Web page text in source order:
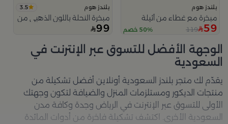
بلندز هوم
مبخرة مع غطاء من أثيلة
59
119 50% خصم
بلندز هوم 3.5
مبخرة النحلة باللون الذهبي من امارا
99
الوجهة الأفضل للتسوق عبر الإنترنت في
السعودية
يقدّم لك متجر بلندز السعودية أونلاين أفضل تشكيلة من
منتجات الديكور ومستلزمات المنزل والضيافة لتكون وجهتك
الأولى للتسوق عبر الإنترنت في الرياض وجدة وكافة مدن
السعودية الأخرى. اكتشف تشكيلة فاخرة من أدوات المائدة